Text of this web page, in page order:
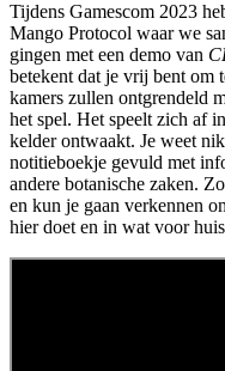
Tijdens Gamescom 2023
Mango Protocol waar we
gingen met een demo van
betekent dat je vrij bent om
kamers zullen ontgrendeld
het spel. Het speelt zich af
kelder ontwaakt. Je weet
notitieboekje gevuld met
andere botanische zaken.
en kun je gaan verkennen
hier doet en in wat voor